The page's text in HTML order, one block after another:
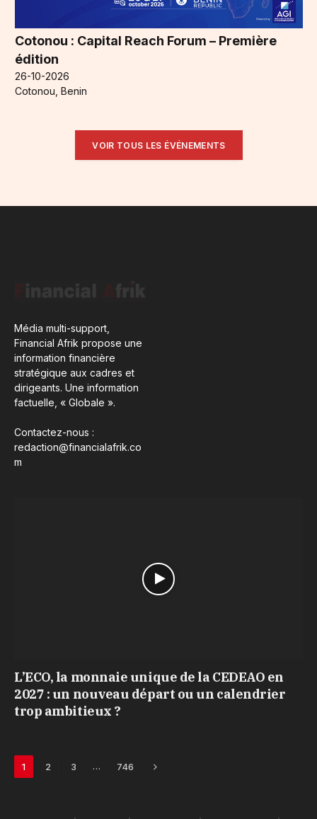
Cotonou : Capital Reach Forum – Première
édition
26-10-2026
Cotonou, Benin
VOIR TOUS LES ÉVÉNEMENTS
Média multi-support,
Financial Afrik propose une
information financière
stratégique aux cadres et
dirigeants. Une information
factuelle, « Globale ».
Contactez-nous :
redaction@financialafrik.co
m
L’ECO, la monnaie unique de la CEDEAO en
2027 : un nouveau départ ou un calendrier
trop ambitieux ?
1 2 3 … 746 Next